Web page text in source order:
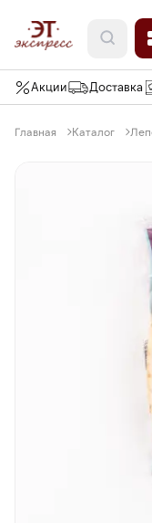
Акции Доставка
Главная Каталог